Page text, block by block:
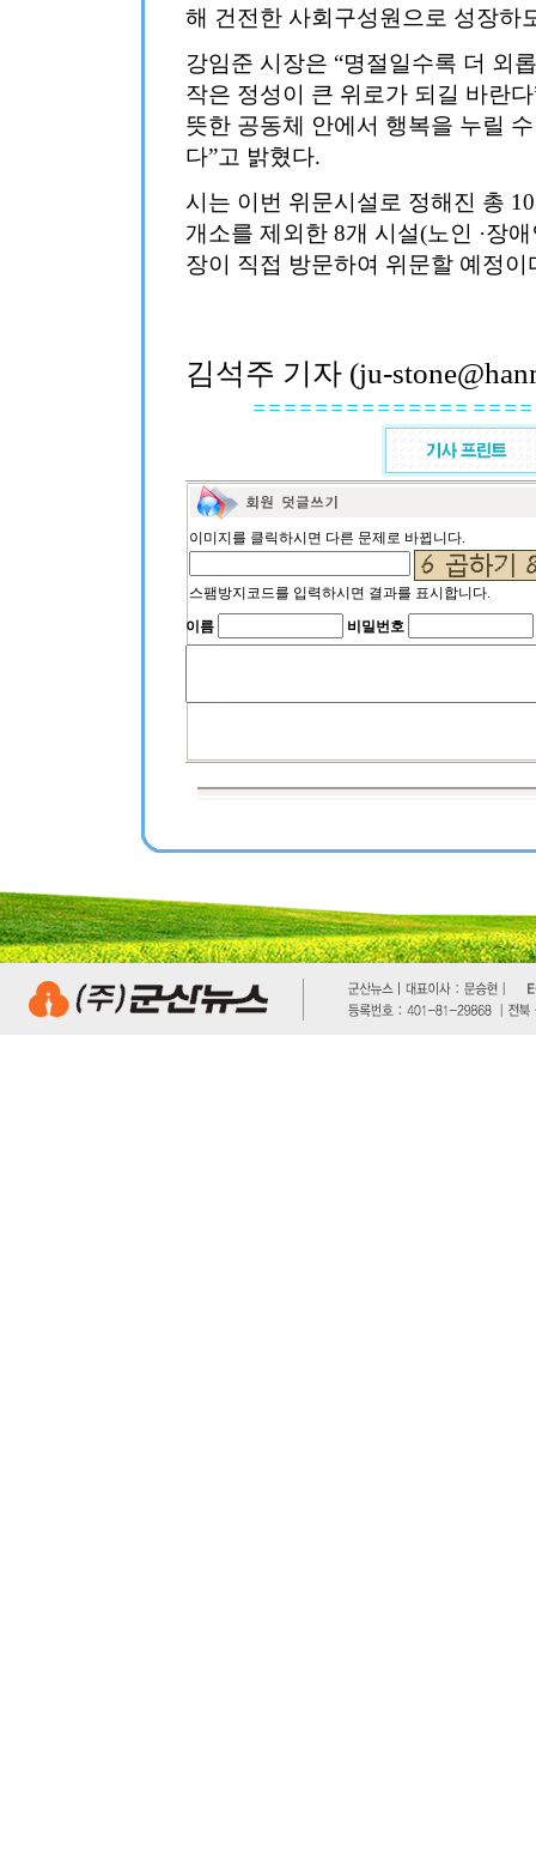
해 건전한 사회구성원으로 성장하
강임준 시장은 “명절일수록 더 외
작은 정성이 큰 위로가 되길 바란
뜻한 공동체 안에서 행복을 누릴
다”고 밝혔다.
시는 이번 위문시설로 정해진 총
개소를 제외한 8개 시설(노인 ·장
장이 직접 방문하여 위문할 예정이
김석주 기자 (ju-
이미지를 클릭하시면 다른 문제로 바뀝니다.
스팸방지코드를 입력하시면 결과를 표시합니다.
이름
비밀번호